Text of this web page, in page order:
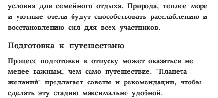
условия для семейного отдыха. Природа, теплое море
и уютные отели будут способствовать расслаблению и
восстановлению сил для всех участников.
Подготовка к путешествию
Процесс подготовки к отпуску может оказаться не
менее важным, чем само путешествие. "Планета
желаний" предлагает советы и рекомендации, чтобы
сделать эту стадию максимально удобной.